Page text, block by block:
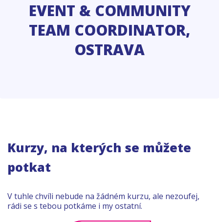
EVENT & COMMUNITY
TEAM COORDINATOR,
OSTRAVA
Kurzy, na kterých se můžete
potkat
V tuhle chvíli nebude na žádném kurzu, ale nezoufej,
rádi se s tebou potkáme i my ostatní.